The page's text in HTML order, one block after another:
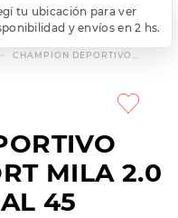
tu ubicación para ver
y envíos en 2 hs.
CHAMPION DEPORTIVO
MILA 2.0
45
MÁS
skechers slip-ins
championes